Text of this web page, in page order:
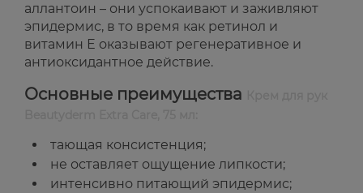
аллантоин – они успокаивают и заживляют
эпидермис, в то время как ретинол и
витамин Е оказывают регенеративное и
антиоксидантное действие.
Основные преимущества
тающая консистенция;
не оставляет ощущение липкости;
интенсивно питающий эпидермис;